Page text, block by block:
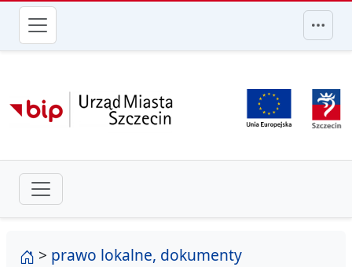
przejdź do głównego menu
strona główna
> prawo lokalne, dokumenty